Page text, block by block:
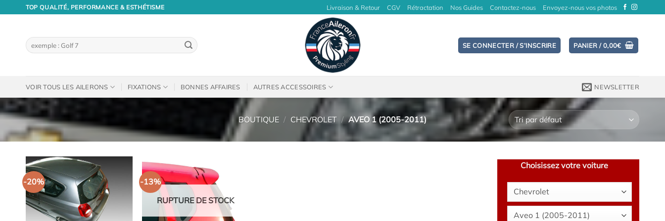
TOP QUALITÉ, PERFORMANCE & ESTHÉTISME Livraison & Retour CGV Rétractation Nos Guides Contactez-nous Envoyez-nous vos photos
Recherche
pour :
SE CONNECTER / S’INSCRIRE PANIER /0,00€
VOIR TOUS LES AILERONS FIXATIONS BONNES AFFAIRES AUTRES ACCESSOIRES NEWSLETTER
BOUTIQUE / CHEVROLET / AVEO 1 (2005-2011)
-20%
-13%
RUPTURE DE STOCK
Choisissez votre voiture